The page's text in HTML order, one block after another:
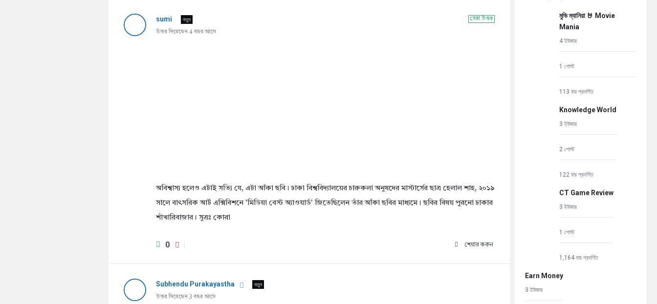
সেরা উত্তর
sumi নতুন
উত্তর দিয়েছেন 4 বছর আগে
অবিশ্বাস্য হলেও এটাই সত্যি যে, এটা আঁকা ছবি। ঢাকা বিশ্ববিদ্যালয়ের চারুকলা অনুষদের মাস্টার্সের ছাত্র হেলাল শাহ, ২০১৯
সালে বাৎসরিক আর্ট এক্সিবিশনে 'মিডিয়া বেস্ট অ্যাওয়ার্ড' জিতেছিলেন তাঁর আঁকা ছবির মাধ্যমে। ছবির বিষয় পুরনো ঢাকার
শাঁখারিবাজার। সুত্রঃ কোরা
0 শেয়ার করুন
Subhendu Purakayastha নতুন
উত্তর দিয়েছেন 3 বছর আগে
মুভি ম্যানিয়া 🤘 Movie
Mania
4 ইউজার
1 পোস্ট
113 বার প্রদর্শিত
Knowledge World
3 ইউজার
2 পোস্ট
122 বার প্রদর্শিত
CT Game Review
3 ইউজার
1 পোস্ট
1,164 বার প্রদর্শিত
Earn Money
3 ইউজার